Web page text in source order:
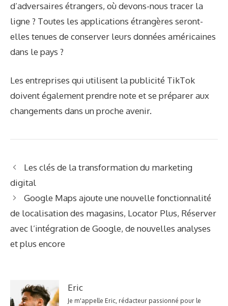
d’adversaires étrangers, où devons-nous tracer la
ligne ? Toutes les applications étrangères seront-
elles tenues de conserver leurs données américaines
dans le pays ?
Les entreprises qui utilisent la publicité TikTok
doivent également prendre note et se préparer aux
changements dans un proche avenir.
Les clés de la transformation du marketing
digital
Google Maps ajoute une nouvelle fonctionnalité
de localisation des magasins, Locator Plus, Réserver
avec l’intégration de Google, de nouvelles analyses
et plus encore
Eric
Je m'appelle Eric, rédacteur passionné pour le